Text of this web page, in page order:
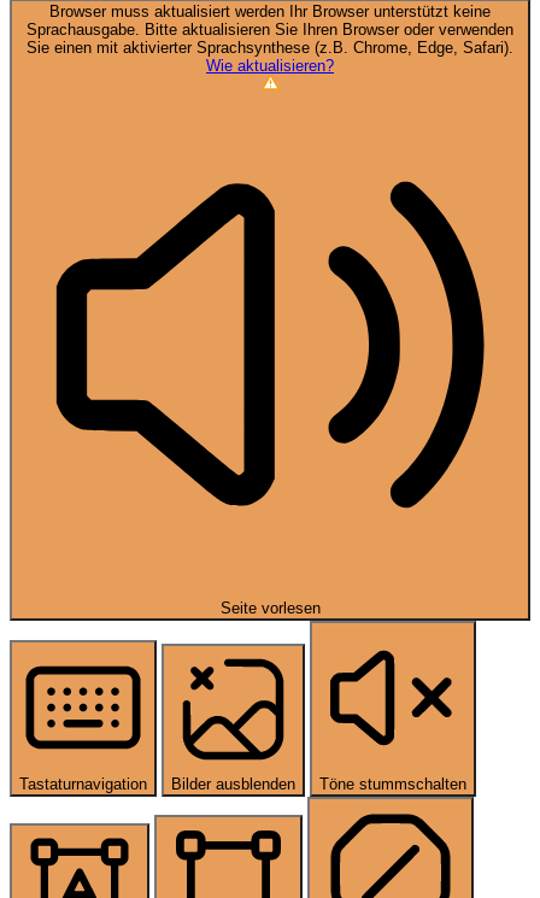
Browser muss aktualisiert werden
Ihr Browser unterstützt keine
Sprachausgabe. Bitte aktualisieren Sie Ihren Browser oder verwenden
Sie einen mit aktivierter Sprachsynthese (z.B. Chrome, Edge, Safari).
Wie aktualisieren?
Seite vorlesen
Tastaturnavigation Bilder ausblenden Töne stummschalten